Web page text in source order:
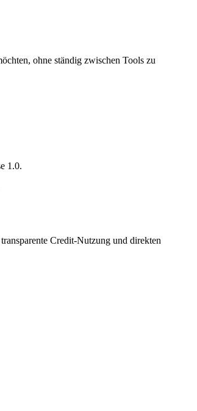
ohne ständig zwischen Tools zu
1.0.
Credit-Nutzung und direkten